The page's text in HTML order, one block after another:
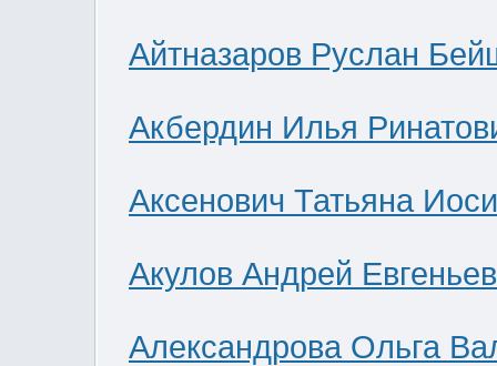
Айтназаров Руслан
Акбердин Илья
Аксенович Татьяна
Акулов Андрей
Александрова Ольга